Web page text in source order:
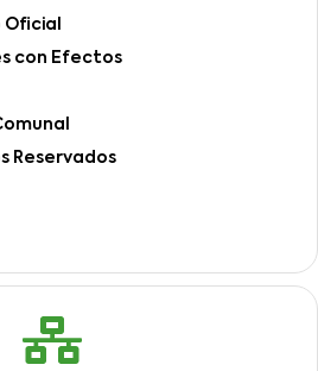
Oficial
con Efectos
Reservados